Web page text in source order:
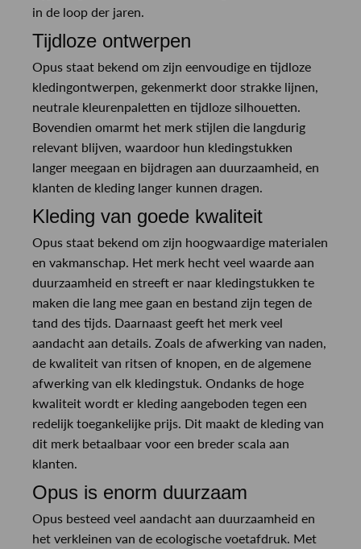
in de loop der jaren.
Tijdloze ontwerpen
Opus staat bekend om zijn eenvoudige en tijdloze
kledingontwerpen, gekenmerkt door strakke lijnen,
neutrale kleurenpaletten en tijdloze silhouetten.
Bovendien omarmt het merk stijlen die langdurig
relevant blijven, waardoor hun kledingstukken
langer meegaan en bijdragen aan duurzaamheid, en
klanten de kleding langer kunnen dragen.
Kleding van goede kwaliteit
Opus staat bekend om zijn hoogwaardige materialen
en vakmanschap. Het merk hecht veel waarde aan
duurzaamheid en streeft er naar kledingstukken te
maken die lang mee gaan en bestand zijn tegen de
tand des tijds. Daarnaast geeft het merk veel
aandacht aan details. Zoals de afwerking van naden,
de kwaliteit van ritsen of knopen, en de algemene
afwerking van elk kledingstuk. Ondanks de hoge
kwaliteit wordt er kleding aangeboden tegen een
redelijk toegankelijke prijs. Dit maakt de kleding van
dit merk betaalbaar voor een breder scala aan
klanten.
Opus is enorm duurzaam
Opus besteed veel aandacht aan duurzaamheid en
het verkleinen van de ecologische voetafdruk. Met